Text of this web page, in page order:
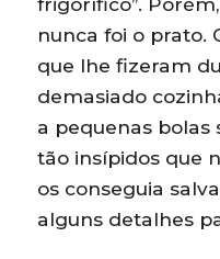
nunca foi o prato.
que lhe fizeram
demasiado
a pequenas bolas
tão insípidos que
os conseguia
alguns detalhes